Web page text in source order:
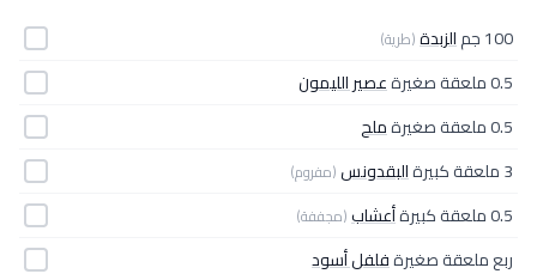
100 جم الزبدة(طرية)
0.5 ملعقة صغيرة
عصير الليمون
0.5 ملعقة صغيرة
ملح
3 ملعقة كبيرة
البقدونس(مفروم)
0.5 ملعقة كبيرة أعشاب(مجففة)
ربع ملعقة صغيرةفلفل أسود